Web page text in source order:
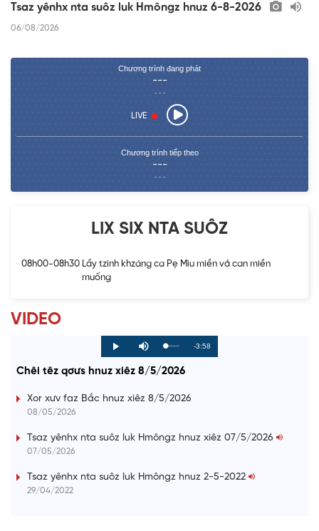
Tsaz yênhx nta suôz luk Hmôngz hnuz 6-8-2026
06/08/2026
Chương trình đang phát
---
- - -
LIVE
Chương trình tiếp theo
---
- - -
LIX SIX NTA SUÔZ
08h00-08h30 Lầy tzình khzáng ca Pẹ Mìu miền vả can miền
muống
VIDEO
P
l
y
M
u
e
L
d
e
0
%
P
r
g
s
R
i
-3:58
Chêi têz qơưs hnuz xiêz 8/5/2026
Xor xưv faz Bắc hnuz xiêz 8/5/2026
08/05/2026
Tsaz yênhx nta suôz luk Hmôngz hnuz xiêz 07/5/2026
07/05/2026
Tsaz yênhx nta suôz luk Hmôngz hnuz 2-5-2022
29/04/2022